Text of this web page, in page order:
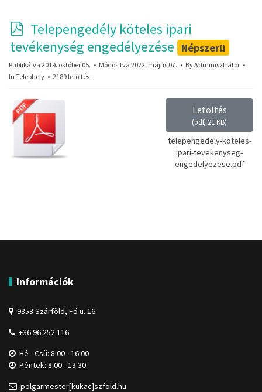
p
d
f
Telepengedély köteles ipari
tevékenység engedélyezése
Népszerü
Publikálva 2019. október 05. Módositva 2022. május 07. ByAdminisztrátor
In Telephely 2189 letöltés
Letöltés
(pdf, 21 KB)
telepengedely-koteles-
ipari-tevekenyseg-
engedelyezese.pdf
Információk
9353 Szárföld, Fő u. 16.
+36 96 252 116
Hé - Csü: 8:00 - 16:00
Péntek: 8:00 - 13:30
polgarmester[kukac]szfold.hu